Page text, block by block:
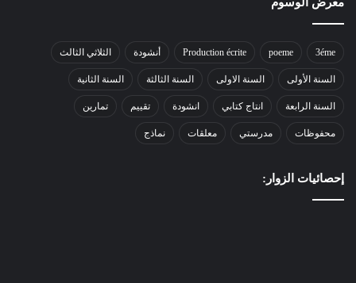
3éme
poeme
Production écrite أنشودة الثلاثي الثالث
السنة الأولى السنة الاولى السنة الثالثة السنة الثانية
السنة الرابعة انتاج كتابي انشودة تقييم تمارين
محفوظات مدرستي معلقات نماذج
إحصائيات الزوار: